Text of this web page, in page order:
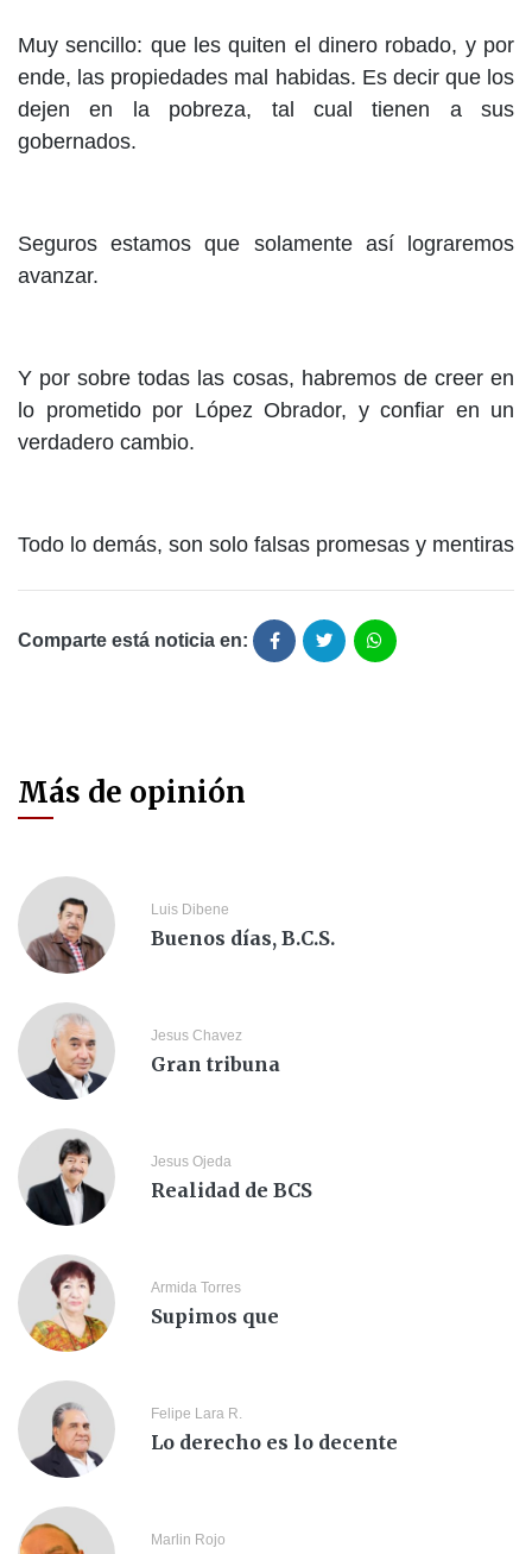
Muy sencillo: que les quiten el dinero robado, y por
ende, las propiedades mal habidas. Es decir que los
dejen en la pobreza, tal cual tienen a sus
gobernados.
Seguros estamos que solamente así lograremos
avanzar.
Y por sobre todas las cosas, habremos de creer en
lo prometido por López Obrador, y confiar en un
verdadero cambio.
Todo lo demás, son solo falsas promesas y mentiras
Comparte está noticia en:
Más de opinión
Luis Dibene
Buenos días, B.C.S.
Jesus Chavez
Gran tribuna
Jesus Ojeda
Realidad de BCS
Armida Torres
Supimos que
Felipe Lara R.
Lo derecho es lo decente
Marlin Rojo